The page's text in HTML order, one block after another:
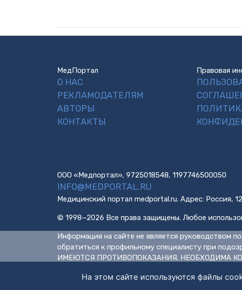
МедПортал
О НАС
РЕКЛАМОДАТЕЛЯМ
АВТОРЫ
КОНТАКТЫ
Правовая
ООО «Медпортал», 9725018548, 1197746500050
INFO@MEDPORTAL.RU
Медицинский портал medportal.ru. Адрес: Россия,
© 1998—2026 Все права защищены. Любое
Информация на сайте не является руководством
обратиться к профильному специалисту при
ИМЕЮТСЯ ПРОТИВОПОКАЗАНИЯ. НЕОБХОДИМА
На этом сайте используются файлы